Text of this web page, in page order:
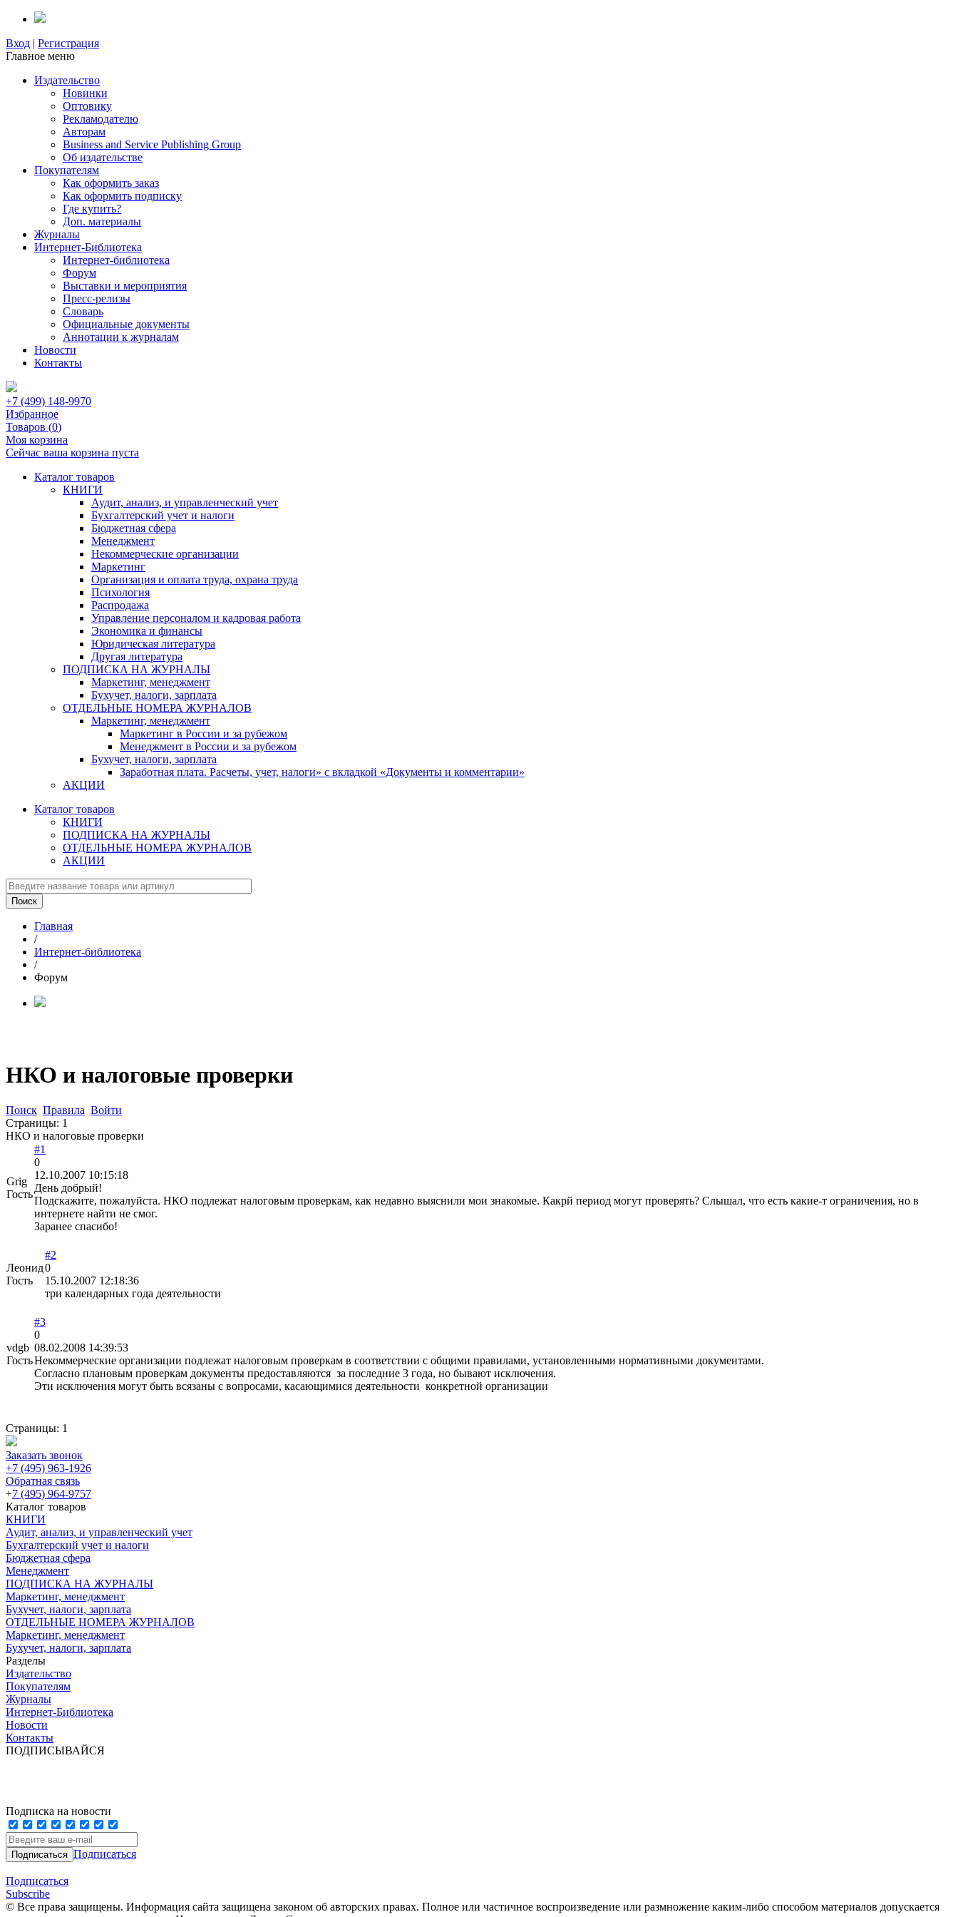
Вход | Регистрация
Главное меню
Издательство
Новинки
Оптовику
Рекламодателю
Авторам
Business and Service Publishing Group
Об издательстве
Покупателям
Как оформить заказ
Как оформить подписку
Где купить?
Доп. материалы
Журналы
Интернет-Библиотека
Интернет-библиотека
Форум
Выставки и мероприятия
Пресс-релизы
Словарь
Официальные документы
Аннотации к журналам
Новости
Контакты
+7 (499) 148-9970
Избранное
Товаров (0)
Моя корзина
Сейчас ваша корзина пуста
Каталог товаров
КНИГИ
Аудит, анализ, и управленческий учет
Бухгалтерский учет и налоги
Бюджетная сфера
Менеджмент
Некоммерческие организации
Маркетинг
Организация и оплата труда, охрана труда
Психология
Распродажа
Управление персоналом и кадровая работа
Экономика и финансы
Юридическая литература
Другая литература
ПОДПИСКА НА ЖУРНАЛЫ
Маркетинг, менеджмент
Бухучет, налоги, зарплата
ОТДЕЛЬНЫЕ НОМЕРА ЖУРНАЛОВ
Маркетинг, менеджмент
Маркетинг в России и за рубежом
Менеджмент в России и за рубежом
Бухучет, налоги, зарплата
Заработная плата. Расчеты, учет, налоги» с вкладкой «Документы и комментарии»
АКЦИИ
Каталог товаров
КНИГИ
ПОДПИСКА НА ЖУРНАЛЫ
ОТДЕЛЬНЫЕ НОМЕРА ЖУРНАЛОВ
АКЦИИ
Главная
/
Интернет-библиотека
/
Форум
НКО и налоговые проверки
Поиск Правила Войти
Страницы: 1
НКО и налоговые проверки
Grig
Гость
#1
0
12.10.2007 10:15:18
День добрый!
Подскажите, пожалуйста. НКО подлежат налоговым проверкам, как недавно выяснили мои знакомые. Какрй период могут проверять? Слышал, что есть какие-т ограничения, но в
интернете найти не смог.
Заранее спасибо!
Леонид
Гость
#2
0
15.10.2007 12:18:36
три календарных года деятельности
vdgb
Гость
#3
0
08.02.2008 14:39:53
Некоммерческие организации подлежат налоговым проверкам в соответствии с общими правилами, установленными нормативными документами.
Согласно плановым проверкам документы предоставляются за последние 3 года, но бывают исключения.
Эти исключения могут быть всязаны с вопросами, касающимися деятельности конкретной организации
Страницы: 1
Заказать звонок
+7 (495) 963-1926
Обратная связь
+7 (495) 964-9757
Каталог товаров
КНИГИ
Аудит, анализ, и управленческий учет
Бухгалтерский учет и налоги
Бюджетная сфера
Менеджмент
ПОДПИСКА НА ЖУРНАЛЫ
Маркетинг, менеджмент
Бухучет, налоги, зарплата
ОТДЕЛЬНЫЕ НОМЕРА ЖУРНАЛОВ
Маркетинг, менеджмент
Бухучет, налоги, зарплата
Разделы
Издательство
Покупателям
Журналы
Интернет-Библиотека
Новости
Контакты
ПОДПИСЫВАЙСЯ
Подписка на новости
Подписаться
Подписаться
Subscribe
© Все права защищены. Информация сайта защищена законом об авторских правах. Полное или частичное воспроизведение или размножение каким-либо способом материалов допускается